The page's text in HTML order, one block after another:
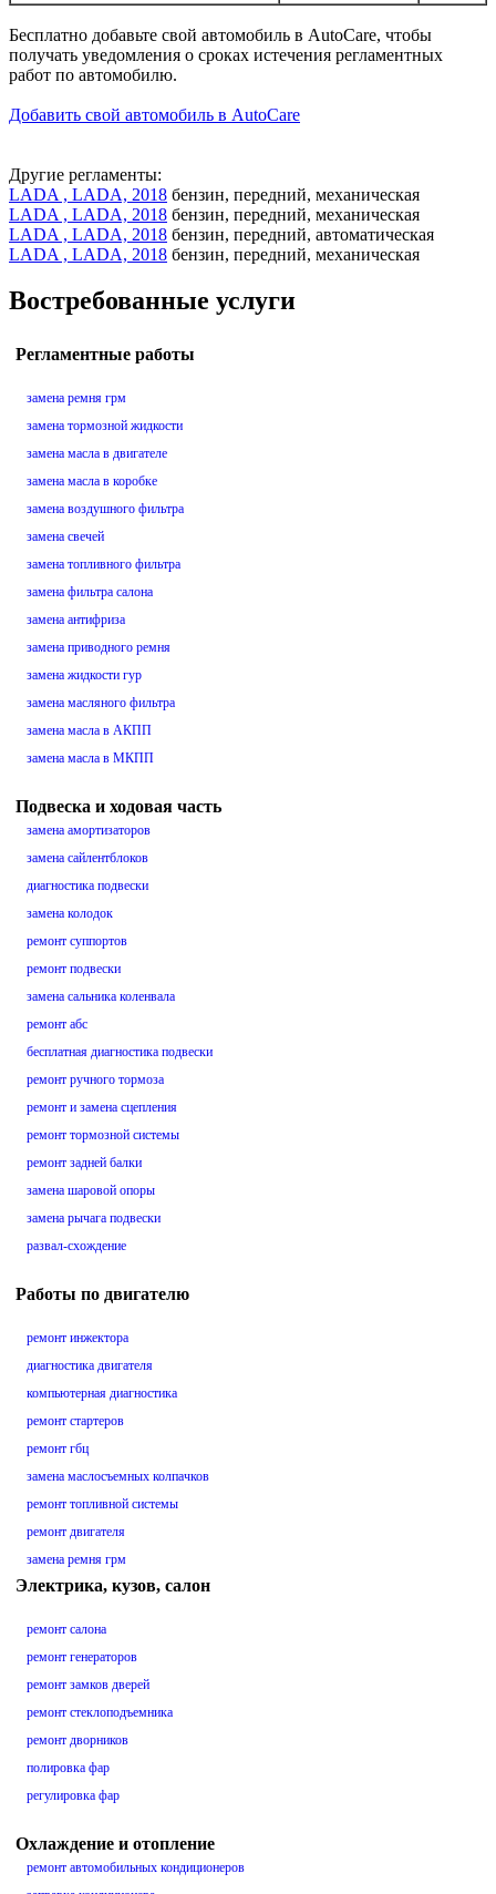
Бесплатно добавьте свой автомобиль в AutoCare, чтобы
получать уведомления о сроках истечения регламентных
работ по автомобилю.
Добавить свой автомобиль в AutoCare
Другие регламенты:
LADA , LADA, 2018 бензин, передний, механическая
LADA , LADA, 2018 бензин, передний, механическая
LADA , LADA, 2018 бензин, передний, автоматическая
LADA , LADA, 2018 бензин, передний, механическая
Востребованные услуги
Регламентные работы
замена ремня грм
замена тормозной жидкости
замена масла в двигателе
замена масла в коробке
замена воздушного фильтра
замена свечей
замена топливного фильтра
замена фильтра салона
замена антифриза
замена приводного ремня
замена жидкости гур
замена масляного фильтра
замена масла в АКПП
замена масла в МКПП
Подвеска и ходовая часть
замена амортизаторов
замена сайлентблоков
диагностика подвески
замена колодок
ремонт суппортов
ремонт подвески
замена сальника коленвала
ремонт абс
бесплатная диагностика подвески
ремонт ручного тормоза
ремонт и замена сцепления
ремонт тормозной системы
ремонт задней балки
замена шаровой опоры
замена рычага подвески
развал-схождение
Работы по двигателю
ремонт инжектора
диагностика двигателя
компьютерная диагностика
ремонт стартеров
ремонт гбц
замена маслосъемных колпачков
ремонт топливной системы
ремонт двигателя
замена ремня грм
Электрика, кузов, салон
ремонт салона
ремонт генераторов
ремонт замков дверей
ремонт стеклоподъемника
ремонт дворников
полировка фар
регулировка фар
Охлаждение и отопление
ремонт автомобильных кондиционеров